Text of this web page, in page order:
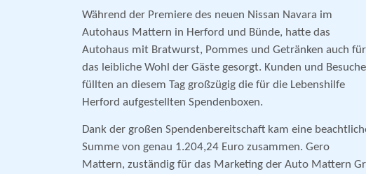
Während der Premiere des neuen Nissan Navara im
Autohaus Mattern in Herford und Bünde, hatte das
Autohaus mit Bratwurst, Pommes und Getränken auch für
das leibliche Wohl der Gäste gesorgt. Kunden und
füllten an diesem Tag großzügig die für die Lebenshilfe
Herford aufgestellten Spendenboxen.
Dank der großen Spendenbereitschaft kam eine
Summe von genau 1.204,24 Euro zusammen. Gero
Mattern, zuständig für das Marketing der Auto Mattern